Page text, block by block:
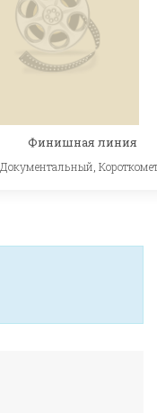
Финишная линия
Документальный ,